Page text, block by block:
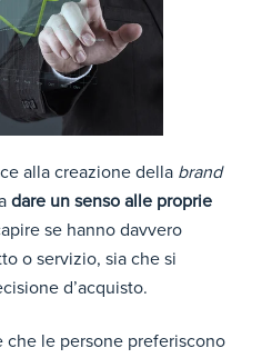
alla creazione della brand
dare un senso alle proprie
se hanno davvero
o servizio, sia che si
d’acquisto.
che le persone preferiscono